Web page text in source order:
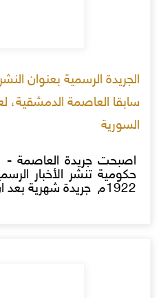
الجريدة الرسمية بعنوان
السورية
اصبحت جريدة العاصمة -
حكومية تنشر الأخبار
1922م جريدة شهرية بعد ان كانت اسبوعية.